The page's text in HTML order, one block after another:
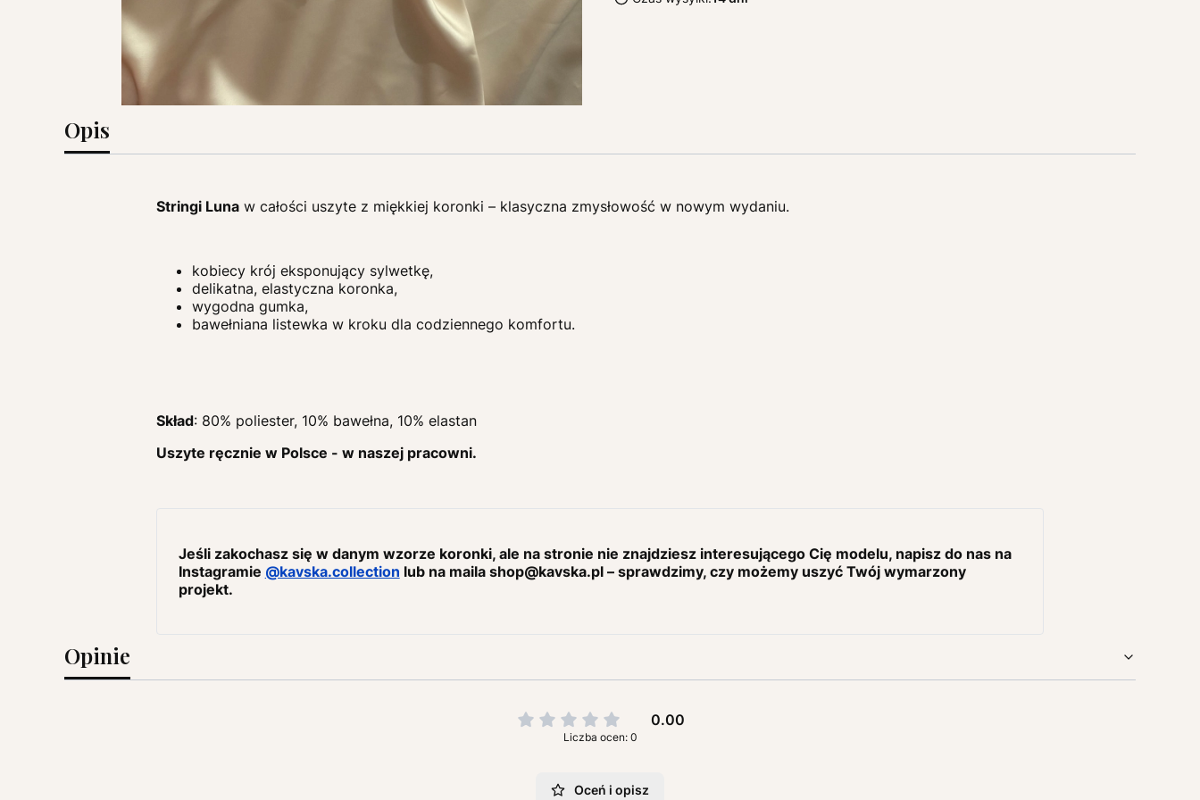
Opis
Stringi Lunaw całości uszyte z miękkiej koronki – klasyczna zmysłowość w nowym wydaniu.
kobiecy krój eksponujący sylwetkę,
delikatna, elastyczna koronka,
wygodna gumka,
bawełniana listewka w kroku dla codziennego komfortu.
Skład: 80% poliester, 10% bawełna, 10% elastan
Uszyte ręcznie w Polsce - w naszej pracowni.
Jeśli zakochasz się w danym wzorze koronki, ale na stronie nie znajdziesz interesującego Cię modelu, napisz do nas na
Instagramie @kavska.collection lub na maila shop@kavska.pl – sprawdzimy, czy możemy uszyć Twój wymarzony
projekt.
Opinie
0.00
Liczba ocen: 0
Oceń i opisz